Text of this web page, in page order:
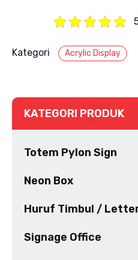
Kategori Acrylic Display
KATEGORI PRODUK
Totem Pylon Sign
Neon Box
Huruf Timbul /
Signage Office